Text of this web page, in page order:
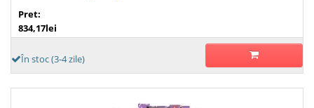
Pret:
834,17lei
În stoc (3-4 zile)